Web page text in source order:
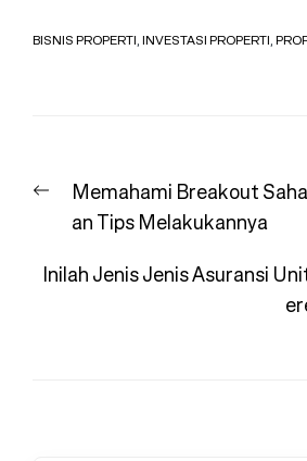
BISNIS PROPERTI,INVESTASI PROPERTI,
pos
Previous
post:
Memahami Breakout
an Tips Melakukannya
Inilah Jenis Jenis Asuransi